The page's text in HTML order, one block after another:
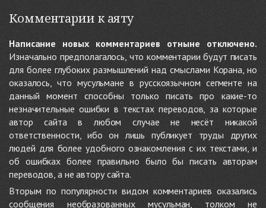
Комментарии к аяту
Написание новых комментариев отныне отключено.
Изначально предполагалось, что комментарии будут писать
для более глубоких размышлений над смыслами Корана, но
оказалось, что мусульмане в русскоязычном сегменте на
данный момент способны только писать про какие-то
незначительные ошибки в текстах переводов, за которые
автор сайта в любом случае не несёт никакой
ответственности, ибо он лишь публикует труды других
людей для более удобного ознакомления с их текстами, и
об ошибках более правильно было бы писать авторам
переводов, а не автору сайта.
Вторым по популярности видом комментариев оказались
сообщения необразованных мусульман, толком не